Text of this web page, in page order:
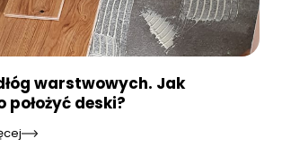
warstwowych. Jak
położyć deski?